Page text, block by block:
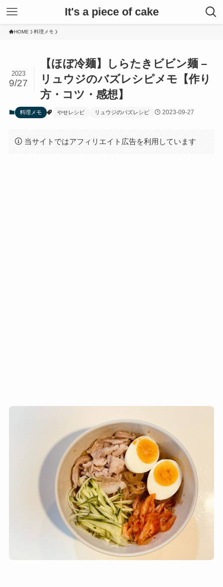
It's a piece of cake
HOME 料理メモ
【ほぼ冷麺】しらたきビビン麺 –
リュウジのバズレシピメモ【作り
方・コツ・感想】
2023
9/27
料理メモ やせレシピ リュウジのバズレシピ 2023-09-27
当サイトではアフィリエイト広告を利用しています